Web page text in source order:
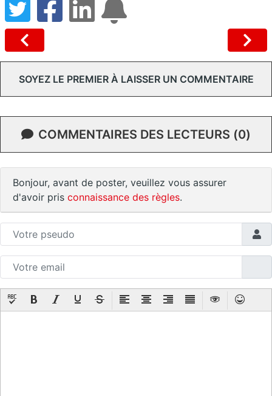
SOYEZ LE PREMIER À LAISSER UN COMMENTAIRE
COMMENTAIRES DES LECTEURS (0)
Bonjour, avant de poster, veuillez vous assurer
d'avoir pris connaissance des règles.